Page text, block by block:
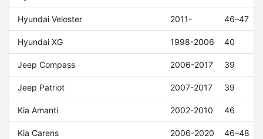
Hyundai Veloster 2011- 46–47
Hyundai XG 1998-2006 40
Jeep Compass 2006-2017 39
Jeep Patriot 2007-2017 39
Kia Amanti 2002-2010 46
Kia Carens 2006-2020 46–48